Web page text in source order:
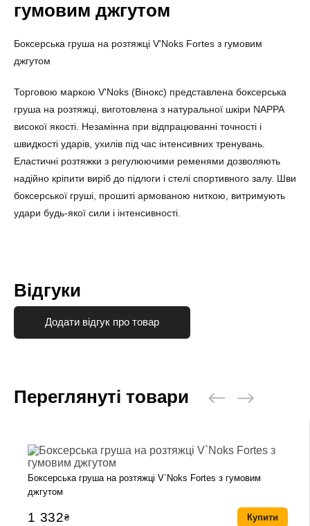
гумовим джгутом
Боксерська груша на розтяжці V'Noks Fortes з гумовим
джгутом
Торговою маркою V'Noks (Вінокс) представлена боксерська
груша на розтяжці, виготовлена з натуральної шкіри NAPPA
високої якості. Незамінна при відпрацюванні точності і
швидкості ударів, ухилів під час інтенсивних тренувань.
Еластичні розтяжки з регулюючими ременями дозволяють
надійно кріпити виріб до підлоги і стелі спортивного залу. Шви
боксерської груші, прошиті армованою ниткою, витримують
удари будь-якої сили і інтенсивності.
Відгуки
Додати відгук про товар
Переглянуті товари
Боксерська груша на розтяжці V`Noks Fortes з гумовим
джгутом
1 332₴ Купити